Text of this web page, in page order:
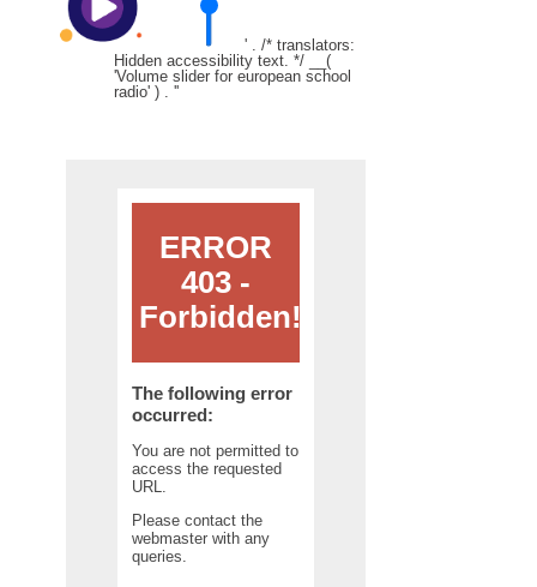
' . /* translators:
Hidden accessibility text. */ __(
'Volume slider for european school
radio' ) . ''